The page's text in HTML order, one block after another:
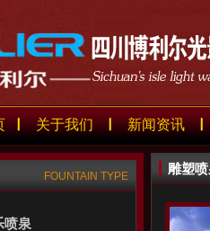
关于我们 新闻资讯
FOUNTAIN TYPE
喷泉
雕塑